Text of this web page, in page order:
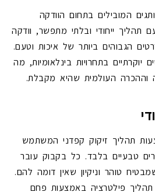
המובילים בתחום הוודקה
תהליך ייחודי ובלתי מתפשר, וודקה
הגבוהים ביותר של איכות וטעם.
בתחרויות בינלאומיות, מה
וההכרה העולמית שהיא מקבלת.
תהליך זיקוק קפדני המשתמש
טבעיים בלבד. כל בקבוק עובר
טוהר וניקיון שאין דומה להם.
פילטרציה באמצעות פחם